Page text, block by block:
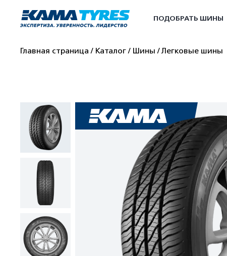
ПОДОБРАТЬ ШИНЫ
Главная страница Каталог Шины Легковые шины